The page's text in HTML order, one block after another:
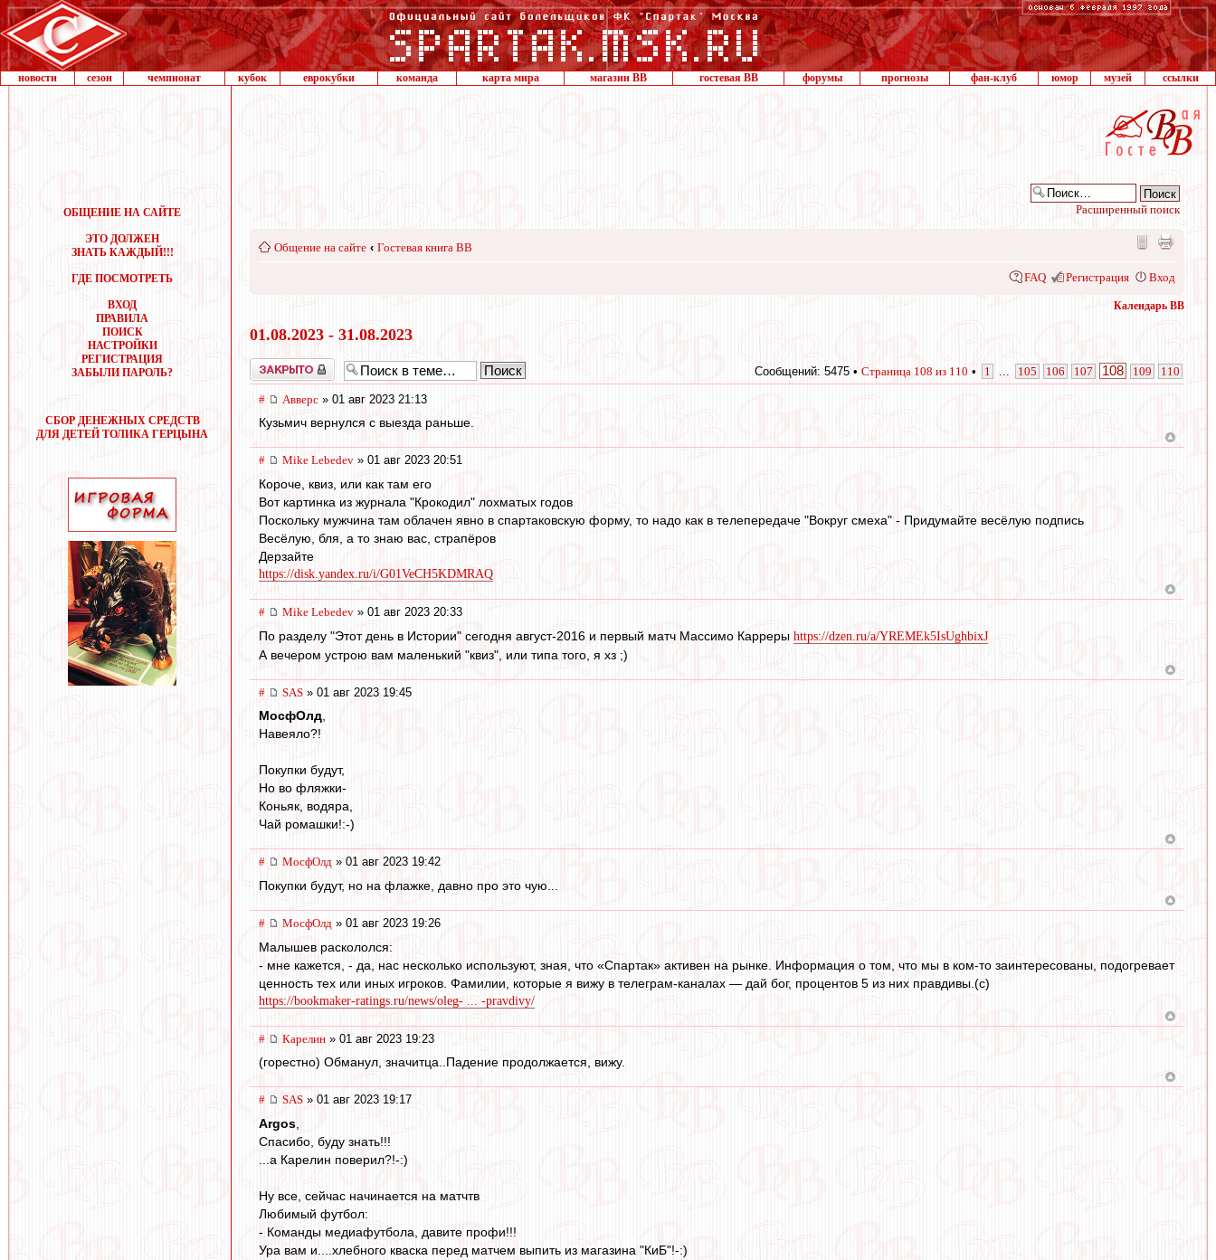
новости сезон чемпионат кубок еврокубки команда карта мира магазин ВВ гостевая ВВ форумы прогнозы фан-клуб юмор музей ссылки
ОБЩЕНИЕ НА САЙТЕ
ЭТО ДОЛЖЕН
ЗНАТЬ КАЖДЫЙ!!!
ГДЕ ПОСМОТРЕТЬ
ВХОД
ПРАВИЛА
ПОИСК
НАСТРОЙКИ
РЕГИСТРАЦИЯ
ЗАБЫЛИ ПАРОЛЬ?
СБОР ДЕНЕЖНЫХ СРЕДСТВ
ДЛЯ ДЕТЕЙ ТОЛИКА ГЕРЦЫНА
Расширенный поиск
Общение на сайте ‹ Гостевая книга ВВ
FAQ Регистрация Вход
Календарь ВВ
01.08.2023 - 31.08.2023
Закрыто Сообщений: 5475 • Страница 108 из 110 • 1 105 106 107 108 109 110
# Авверс » 01 авг 2023 21:13
Кузьмич вернулся с выезда раньше.
# Mike Lebedev » 01 авг 2023 20:51
Короче, квиз, или как там его
Вот картинка из журнала "Крокодил" лохматых годов
Поскольку мужчина там облачен явно в спартаковскую форму, то надо как в телепередаче "Вокруг смеха" - Придумайте весёлую подпись
Весёлую, бля, а то знаю вас, страпёров
Дерзайте
https://disk.yandex.ru/i/G01VeCH5KDMRAQ
# Mike Lebedev » 01 авг 2023 20:33
По разделу "Этот день в Истории" сегодня август-2016 и первый матч Массимо Карреры https://dzen.ru/a/YREMEk5IsUghbixJ
А вечером устрою вам маленький "квиз", или типа того, я хз ;)
# SAS » 01 авг 2023 19:45
МосфОлд,
Навеяло?!
Покупки будут,
Но во фляжки-
Коньяк, водяра,
Чай ромашки!:-)
# МосфОлд » 01 авг 2023 19:42
Покупки будут, но на флажке, давно про это чую...
# МосфОлд » 01 авг 2023 19:26
Малышев раскололся:
- мне кажется, - да, нас несколько используют, зная, что «Спартак» активен на рынке. Информация о том, что мы в ком-то заинтересованы, подогревает
ценность тех или иных игроков. Фамилии, которые я вижу в телеграм-каналах — дай бог, процентов 5 из них правдивы.(с)
https://bookmaker-ratings.ru/news/oleg- ... -pravdivy/
# Карелин » 01 авг 2023 19:23
(горестно) Обманул, значитца..Падение продолжается, вижу.
# SAS » 01 авг 2023 19:17
Argos
Спасибо, буду знать!!!
...а Карелин поверил?!-:)
Ну все, сейчас начинается на матчтв
Любимый футбол:
- Команды медиафутбола, давите профи!!!
Ура вам и....хлебного кваска перед матчем выпить из магазина "КиБ"!-:)